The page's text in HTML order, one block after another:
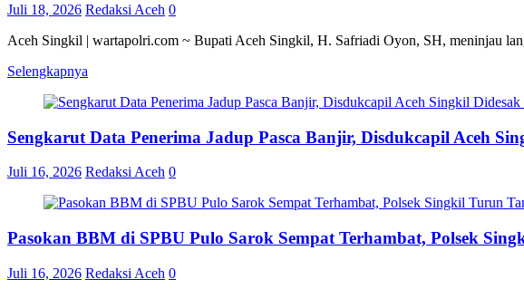
Juli 18, 2026 Redaksi Aceh 0
Aceh Singkil | wartapolri.com ~ Bupati Aceh Singkil, H. Safriadi Oyon, SH, meninjau
Selengkapnya
Sengkarut Data Penerima Jadup Pasca Banjir, Disdukcapil Aceh
Juli 16, 2026 Redaksi Aceh 0
Pasokan BBM di SPBU Pulo Sarok Sempat Terhambat, Polsek
Juli 16, 2026 Redaksi Aceh 0